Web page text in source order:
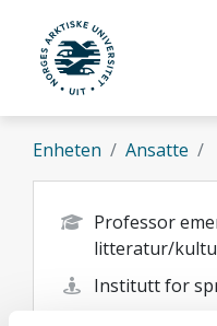
Gå til hovedinnhold
UiT Norges
Enheten Ansatte
Professor
litteratur/
Institutt for